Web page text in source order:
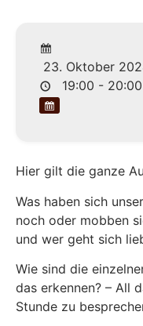
23. Oktober
19:00 - 20:00
Hier gilt die ganze
Was haben sich
noch oder mobben
und wer geht sich
Wie sind die
das erkennen? – All
Stunde zu